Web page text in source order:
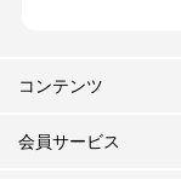
コンテンツ
会員サービス